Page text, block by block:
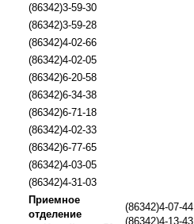
(86342)3-59-30
(86342)3-59-28
(86342)4-02-66
(86342)4-02-05
(86342)6-20-58
(86342)6-34-38
(86342)6-71-18
(86342)4-02-33
(86342)6-77-65
(86342)4-03-05
(86342)4-31-03
Приемное
отделение
(86342)4-07-44
(86342)4-13-43